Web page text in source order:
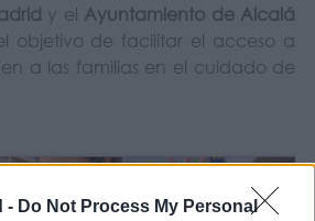
- Do Not Process My Personal
y el Ayuntamiento de Alcalá
objetivo de facilitar el acceso a
a las familias en el cuidado de